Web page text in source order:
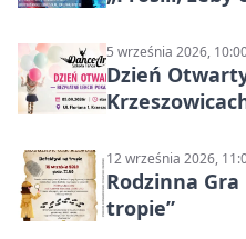
5 września 2026,
Dzień
12 września 2026,
Rodzinna
tropie”